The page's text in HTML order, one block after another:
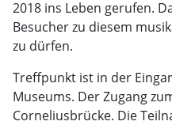
2018 ins Leben gerufen.
Besucher zu diesem
zu dürfen.
Treffpunkt ist in der
Museums. Der Zugang
Corneliusbrücke. Die